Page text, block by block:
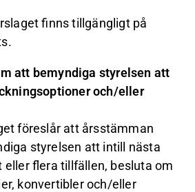
finns tillgängligt på
att bemyndiga styrelsen att
och/eller
föreslår att årsstämman
styrelsen att intill nästa
eller flera tillfällen, besluta om
konvertibler och/eller